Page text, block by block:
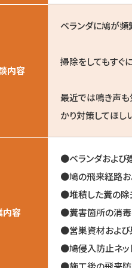
内容
ベランダに鳩が頻
掃除をしてもすぐ
最近では鳴き声も
かり対策してほし
内容
●ベランダおよび
●鳩の飛来経路
●堆積した糞の除
●糞害箇所の消毒
●営巣資材およ
●鳩侵入防止ネッ